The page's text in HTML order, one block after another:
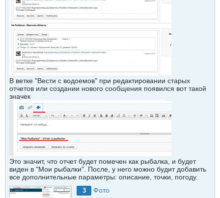
В ветке "Вести с водоемов" при редактировании старых
отчетов или создании нового сообщения появился вот такой
значек
Это значит, что отчет будет помечен как рыбалка, и будет
виден в "Мои рыбалки". После, у него можно будит добавить
все дополнительные параметры: описание, точки, погоду.
3 Фото